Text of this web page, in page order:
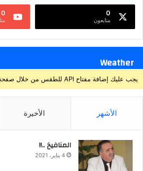
0
متابعون
0
Weather
يجب عليك إضافة مفتاح API للطقس من خلال صفحة إعدادات القالب > الدمج.
الأشهر الأخيرة
المنافيخ ..!!
4 يناير، 2021